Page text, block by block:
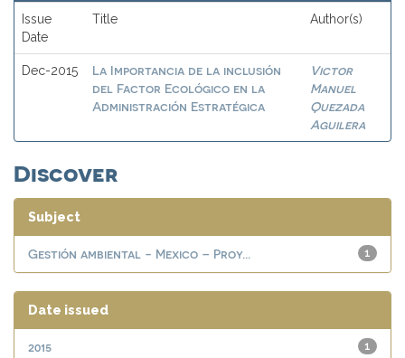
Issue
Date
Title Author(s)
Dec-2015
La Importancia de la inclusión
del Factor Ecológico en la
Administración Estratégica
Victor
Manuel
Quezada
Aguilera
Discover
Subject
1
Gestión ambiental - Mexico – Proy...
Date issued
1
2015